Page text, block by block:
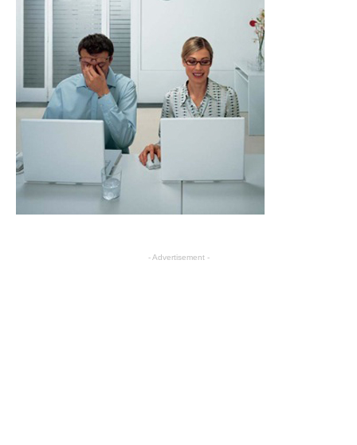
- Advertisement -